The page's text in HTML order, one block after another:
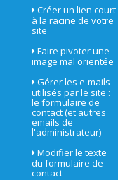
Créer un lien court
à la racine de votre
site
Faire pivoter une
image mal orientée
Gérer les e-mails
utilisés par le site :
le formulaire de
contact (et autres
emails de
l'administrateur)
Modifier le texte
du formulaire de
contact